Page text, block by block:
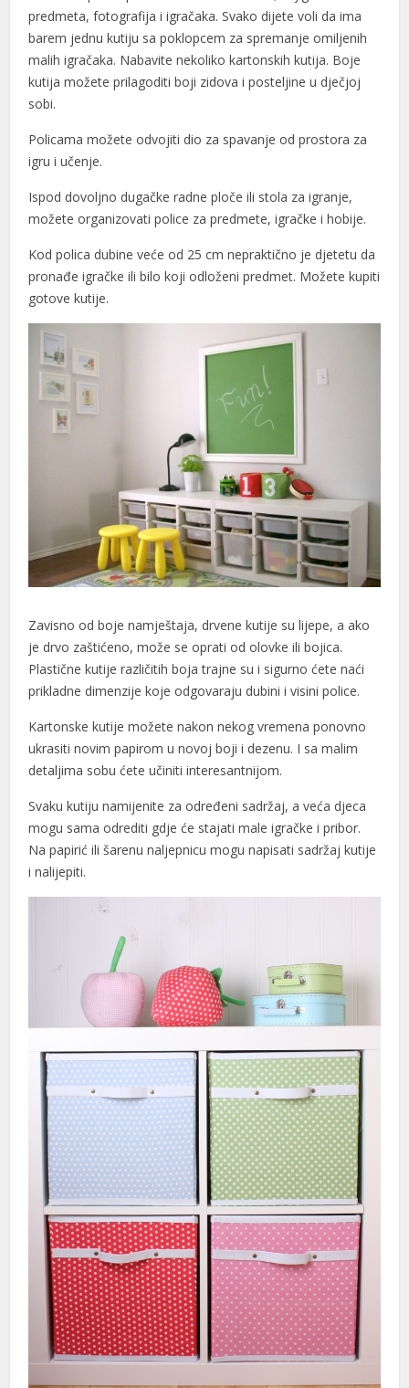
Hacklink
satın al
panel
panel
panel
panel
panel
panel
panel
panel
panel
panel
panel
panel
panel
panel
panel
panel
panel
Panel
Panel
Panel
Panel
Panel
Panel
Panel
Panel
Panel
predmeta, fotografija i igračaka. Svako dijete voli da ima
barem jednu kutiju sa poklopcem za spremanje omiljenih
malih igračaka. Nabavite nekoliko kartonskih kutija. Boje
kutija možete prilagoditi boji zidova i posteljine u dječjoj
sobi.
Policama možete odvojiti dio za spavanje od prostora za
igru i učenje.
Ispod dovoljno dugačke radne ploče ili stola za igranje,
možete organizovati police za predmete, igračke i hobije.
Kod polica dubine veće od 25 cm nepraktično je djetetu da
pronađe igračke ili bilo koji odloženi predmet. Možete kupiti
gotove kutije.
Zavisno od boje namještaja, drvene kutije su lijepe, a ako
je drvo zaštićeno, može se oprati od olovke ili bojica.
Plastične kutije različitih boja trajne su i sigurno ćete naći
prikladne dimenzije koje odgovaraju dubini i visini police.
Kartonske kutije možete nakon nekog vremena ponovno
ukrasiti novim papirom u novoj boji i dezenu. I sa malim
detaljima sobu ćete učiniti interesantnijom.
Svaku kutiju namijenite za određeni sadržaj, a veća djeca
mogu sama odrediti gdje će stajati male igračke i pribor.
Na papirić ili šarenu naljepnicu mogu napisati sadržaj kutije
i nalijepiti.